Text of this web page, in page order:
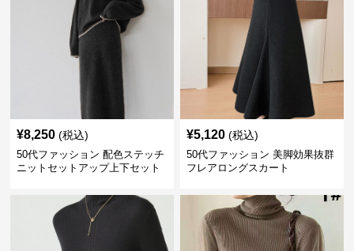
¥8,250 (税込)
50代ファッション 配色ステッチ
ニットセットアップ上下セット
¥5,120 (税込)
50代ファッション 美脚効果抜群
フレアロングスカート